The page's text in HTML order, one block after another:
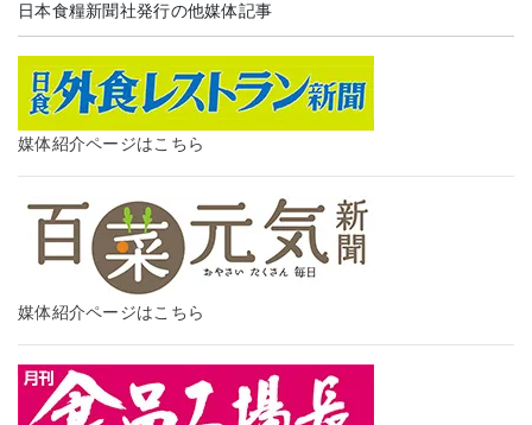
日本食糧新聞社発行の他媒体記事
媒体紹介ページはこちら
媒体紹介ページはこちら